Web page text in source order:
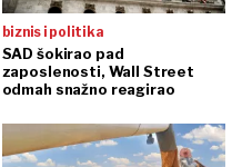
biznis i politika
SAD šokirao pad
zaposlenosti, Wall Street
odmah snažno reagirao